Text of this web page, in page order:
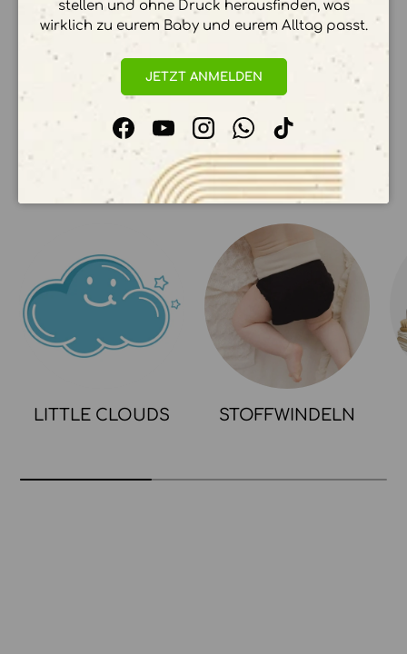
Ihre Zahlungsinformationen werden sicher
verarbeitet. Wir speichern keine
Kreditkartendetails.
UNSERE KOLLEKTIONEN
LITTLE CLOUDS STOFFWINDELN
stellen und ohne Druck herausfinden, was
wirklich zu eurem Baby und eurem Alltag passt.
JETZT ANMELDEN
FacebookYouTubeInstagramWhatsApp
TikTok